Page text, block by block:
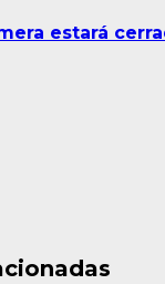
estará